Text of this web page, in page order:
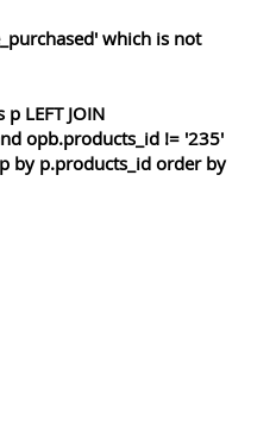
which is not
LEFT JOIN
opb.products_id != '235'
by p.products_id order by